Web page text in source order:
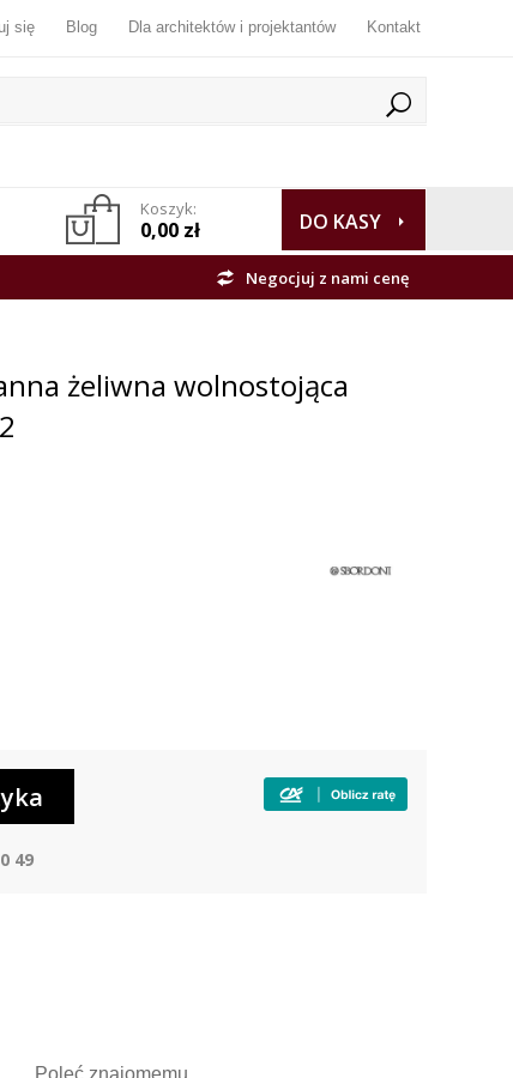
się Blog Dla architektów i projektantów Kontakt
Koszyk:
0,00 zł DO KASY
Negocjuj z nami cenę
żeliwna wolnostojąca
49